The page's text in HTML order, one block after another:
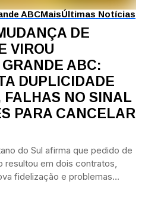
ABCMaisÚltimas Notícias
DE
VIROU
ABC:
DUPLICIDADE
FALHAS NO SINAL
PARA CANCELAR
do Sul afirma que pedido de
resultou em dois contratos,
fidelização e problemas...